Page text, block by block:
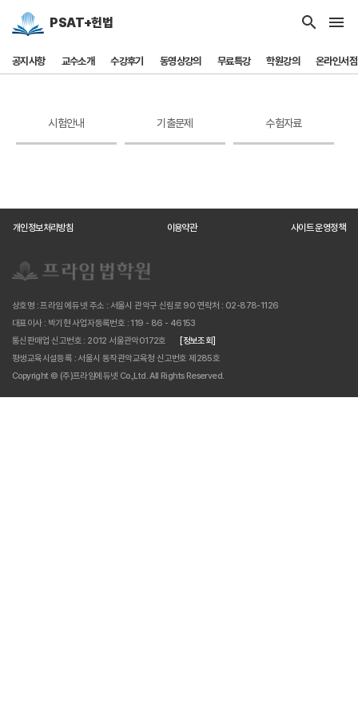
PSAT+헌법 search menu
공지사항 교수소개 수강후기 동영상강의 무료특강 학원강의 온라인서점
시험안내 기출문제 수험자료
개인정보처리방침 이용약관 사이트 운영정책
상호명 : 프라임 에듀넷 주소 : 서울시 관악구 신림로 90 연락처 : 02-878-1126
대표이사 : 박기현 사업자등록번호 : 119 - 86 - 46153
통신판매업 신고번호 : 2012 서울관악0172호
[정보조회]
평생교육시설등록 : 서울시 동작관악교육청 신고번호 제285호
Copyright © (주)프라임에듀넷 Co.,Ltd. All Rights Reserved.